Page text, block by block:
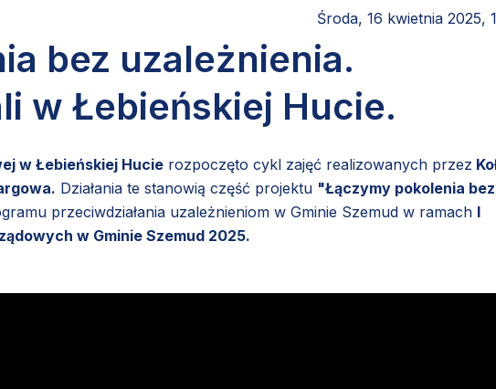
Środa, 16 kwietnia 2025,
bez uzależnienia.
w Łebieńskiej Hucie.
w Łebieńskiej Hucie rozpoczęto cykl zajęć realizowanych przez
Działania te stanowią część projektu "Łączymy pokolenia bez
przeciwdziałania uzależnieniom w Gminie Szemud w ramach I
w Gminie Szemud 2025.